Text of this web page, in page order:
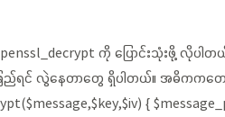
ကို ပြောင်းသုံးဖို့ လို
ရင် လွဲနေတာတွေ ရှိပါတယ်။ အဓိကကတော့
{